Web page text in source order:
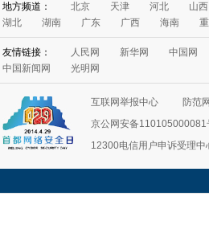
地方频道： 北京 天津 河北
山西
湖北
湖南 广东 广西 海南
友情链接： 人民网 新华网
中国网
中国新闻网
光明网
互联网举报中心
防范
京公网安备110105000081
12300电信用户申诉受理中